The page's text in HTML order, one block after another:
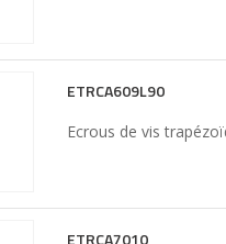
ETRCA609L90
Ecrous de vis
ETRCA7010